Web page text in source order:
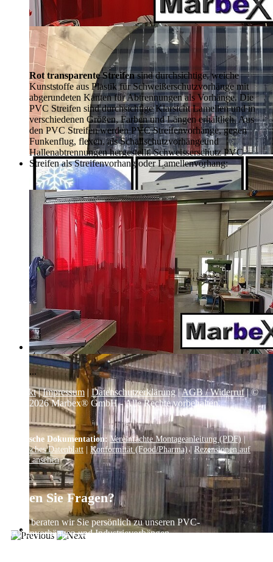
Rot transparente Streifen sind durchsichtige, weiche
Kunststoffe aus Plastik für Schweißerschutzvorhänge mit
abgerundeten Kanten für Abtrennungen als Vorhänge. Die
PVC Streifen sind durchsichtige Klarsicht Lamellen und in
verschiedenen Größen, Farben und Längen erhältlich. Aus
den PVC Streifen werden PVC Streifenvorhänge, gegen
Funkenflug, flexen, als Schallschutzvorhängeund
Hallenabtrennungen hergestellt. Schweisserschutz PVC
Streifen als Streifenvorhang oder Lamellenvorhang:
...
Kontakt|Impressum| Datenschutzerklärung|AGB / Widerruf| ©
2026Marbex® GmbH - Alle Rechte vorbehalten.
Technische Dokumentation: Vereinfachte Montageanleitung (PDF)|
Technisches Datenblatt | Konformität (Food/Pharma)|Rezensionen auf
Google ansehen
Haben Sie Fragen?
Gerne beraten wir Sie persönlich zu unseren PVC-
Streifenvorhängen und Industrievorhängen.